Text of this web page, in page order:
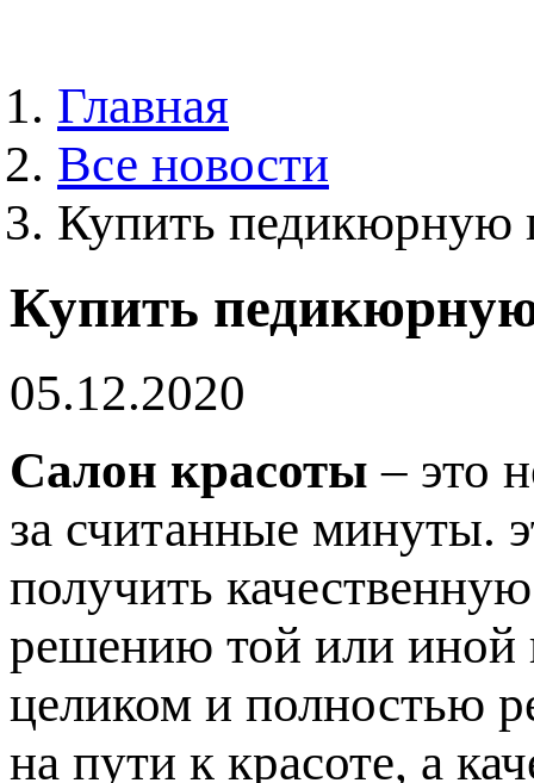
Главная
Все новости
Купить педикюрную
Купить
05.12.2020
Салон красоты – это
за считанные минуты.
получить
решению той или иной
целиком и полностью
на пути к красоте, а